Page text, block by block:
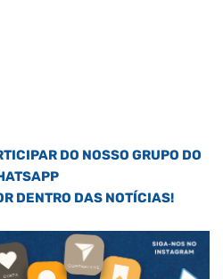
DO NOSSO GRUPO DO
DENTRO DAS NOTÍCIAS!